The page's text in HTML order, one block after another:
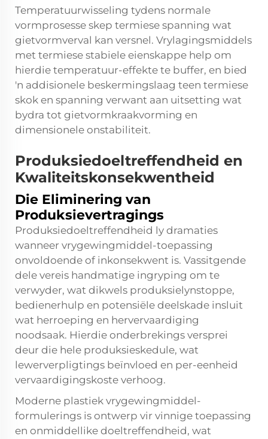
Temperatuurwisseling tydens normale
vormprosesse skep termiese spanning wat
gietvormverval kan versnel. Vrylagingsmiddels
met termiese stabiele eienskappe help om
hierdie temperatuur-effekte te buffer, en bied
'n addisionele beskermingslaag teen termiese
skok en spanning verwant aan uitsetting wat
bydra tot gietvormkraakvorming en
dimensionele onstabiliteit.
Produksiedoeltreffendheid en
Kwaliteitskonsekwentheid
Die Eliminering van
Produksievertragings
Produksiedoeltreffendheid ly dramaties
wanneer vrygewingmiddel-toepassing
onvoldoende of inkonsekwent is. Vassitgende
dele vereis handmatige ingryping om te
verwyder, wat dikwels produksielynstoppe,
bedienerhulp en potensiële deelskade insluit
wat herroeping en hervervaardiging
noodsaak. Hierdie onderbrekings versprei
deur die hele produksieskedule, wat
lewerverpligtings beïnvloed en per-eenheid
vervaardigingskoste verhoog.
Moderne plastiek vrygewingmiddel-
formulerings is ontwerp vir vinnige toepassing
en onmiddellike doeltreffendheid, wat